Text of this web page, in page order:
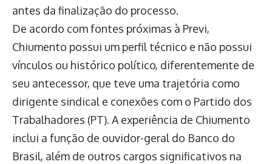
antes da finalização do processo.
De acordo com fontes próximas à Previ,
Chiumento possui um perfil técnico e não possui
vínculos ou histórico político, diferentemente de
seu antecessor, que teve uma trajetória como
dirigente sindical e conexões com o Partido dos
Trabalhadores (PT). A experiência de Chiumento
inclui a função de ouvidor-geral do Banco do
Brasil, além de outros cargos significativos na